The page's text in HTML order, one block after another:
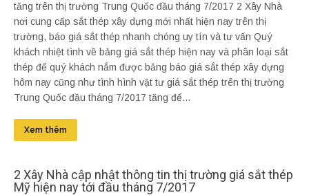
tăng trên thị trường Trung Quốc đầu tháng 7/2017 2 Xây Nhà
nơi cung cấp sắt thép xây dựng mới nhất hiện nay trên thị
trường, báo giá sắt thép nhanh chóng uy tín và tư vấn Quý
khách nhiệt tình về bảng giá sắt thép hiện nay và phân loại sắt
thép để quý khách nắm được bảng báo giá sắt thép xây dựng
hôm nay cũng như tình hình vật tư giá sắt thép trên thị trường
Trung Quốc đầu tháng 7/2017 tăng để...
Xem thêm
2 Xây Nhà cập nhật thông tin thị trường giá sắt thép
Mỹ hiện nay tới đầu tháng 7/2017